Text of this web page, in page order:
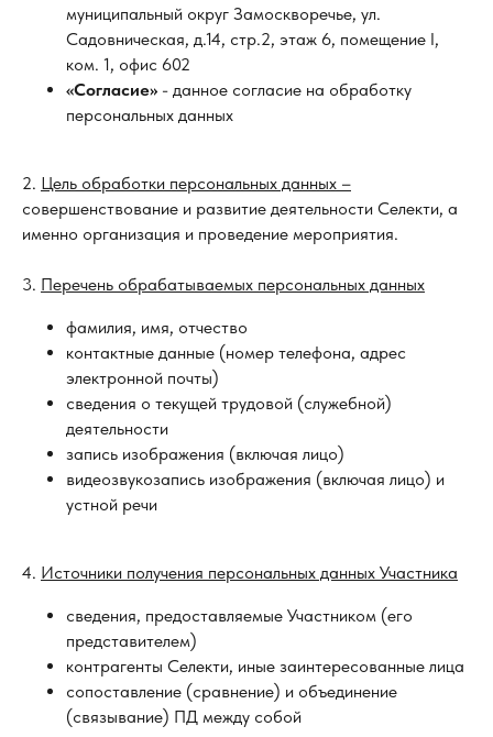
муниципальный округ Замоскворечье, ул.
Садовническая, д.14, стр.2, этаж 6, помещение I,
ком. 1, офис 602
«Согласие» - данное согласие на обработку
персональных данных
2. Цель обработки персональных данных –
совершенствование и развитие деятельности Селекти, а
именно организация и проведение мероприятия.
3. Перечень обрабатываемых персональных данных
фамилия, имя, отчество
контактные данные (номер телефона, адрес
электронной почты)
сведения о текущей трудовой (служебной)
деятельности
запись изображения (включая лицо)
видеозвукозапись изображения (включая лицо) и
устной речи
4. Источники получения персональных данных Участника
сведения, предоставляемые Участником (его
представителем)
контрагенты Селекти, иные заинтересованные лица
сопоставление (сравнение) и объединение
(связывание) ПД между собой